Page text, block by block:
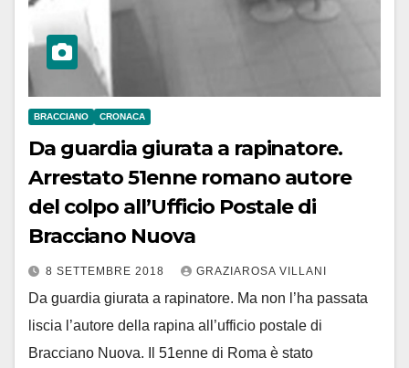
BRACCIANO CRONACA
Da guardia giurata a rapinatore.
Arrestato 51enne romano autore
del colpo all’Ufficio Postale di
Bracciano Nuova
8 SETTEMBRE 2018 GRAZIAROSA VILLANI
Da guardia giurata a rapinatore. Ma non l’ha passata
liscia l’autore della rapina all’ufficio postale di
Bracciano Nuova. Il 51enne di Roma è stato